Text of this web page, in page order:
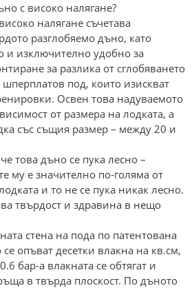
с високо налягане?
налягане съчетава
разглобяемо дъно, като
и изключително удобно за
за разлика от сглобяването
под, които изискват
Освен това надуваемото
от размера на лодката, а
със същия размер – между 20 и
това дъно се пука лесно –
му е значително по-голяма от
и то не се пука никак лесно.
твърдост и здравина в нещо
стена на пода по патентована
опъват десетки влакна на кв.см,
бар-а влакната се обтягат и
в твърда плоскост. По дъното